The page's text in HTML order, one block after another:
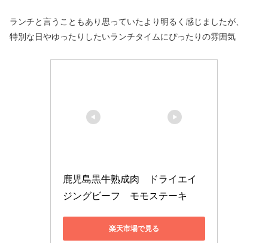
ランチと言うこともあり思っていたより明るく感じましたが、
特別な日やゆったりしたいランチタイムにぴったりの雰囲気
鹿児島黒牛熟成肉　ドライエイ
ジングビーフ　モモステーキ
楽天市場で見る